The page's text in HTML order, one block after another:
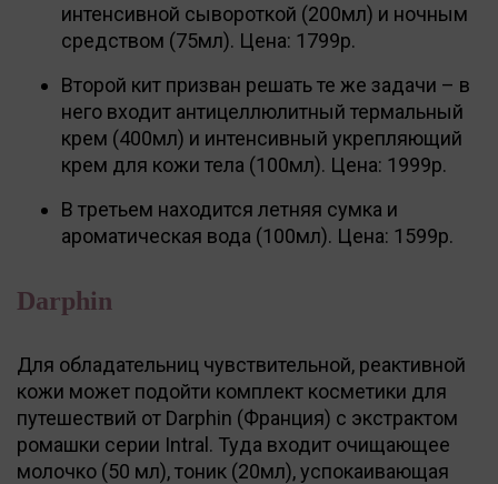
интенсивной сывороткой (200мл) и ночным
средством (75мл). Цена: 1799р.
Второй кит призван решать те же задачи – в
него входит антицеллюлитный термальный
крем (400мл) и интенсивный укрепляющий
крем для кожи тела (100мл). Цена: 1999р.
В третьем находится летняя сумка и
ароматическая вода (100мл). Цена: 1599р.
Darphin
Для обладательниц чувствительной, реактивной
кожи может подойти комплект косметики для
путешествий от Darphin (Франция) с экстрактом
ромашки серии Intral. Туда входит очищающее
молочко (50 мл), тоник (20мл), успокаивающая